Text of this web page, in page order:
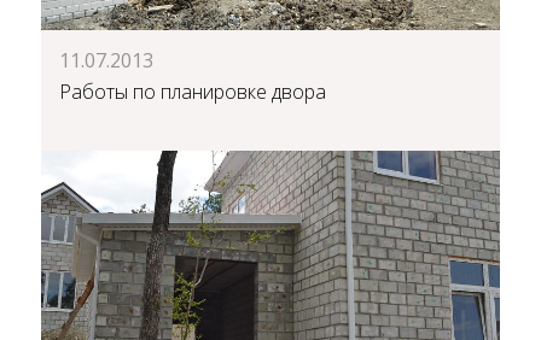
11.07.2013
Работы по планировке двора